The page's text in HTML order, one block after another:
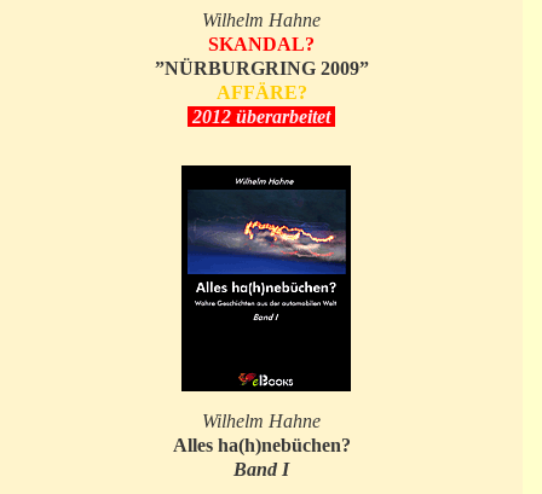
Wilhelm Hahne
SKANDAL?
”NÜRBURGRING 2009”
AFFÄRE?
2012 überarbeitet
Wilhelm Hahne
Alles ha(h)nebüchen?
Band I